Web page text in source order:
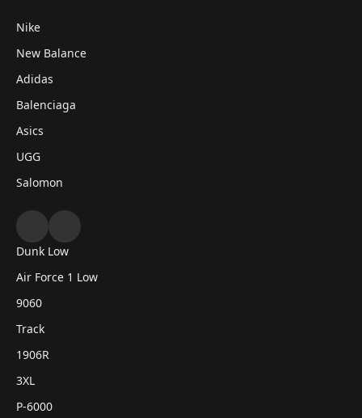
Nike
New Balance
Adidas
Balenciaga
Asics
UGG
Salomon
Dunk Low
Air Force 1 Low
9060
Track
1906R
3XL
P-6000